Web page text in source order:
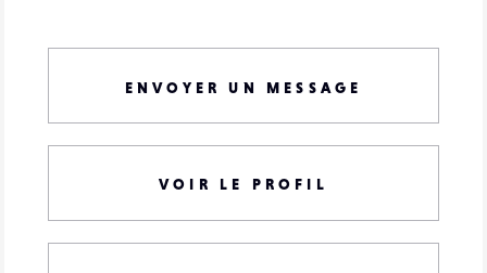
ENVOYER UN MESSAGE
VOIR LE PROFIL